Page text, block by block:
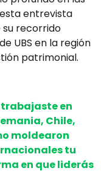
entrevista
recorrido
UBS en la región
patrimonial.
en
Chile,
moldearon
tu
en que liderás